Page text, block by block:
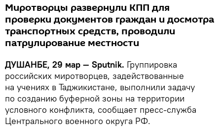
Миротворцы развернули КПП для
проверки документов граждан и досмотра
транспортных средств, проводили
патрулирование местности
ДУШАНБЕ, 29 мар — Sputnik. Группировка
российских миротворцев, задействованные
на учениях в Таджикистане, выполнили задачу
по созданию буферной зоны на территории
условного конфликта, сообщает пресс-служба
Центрального военного округа РФ.